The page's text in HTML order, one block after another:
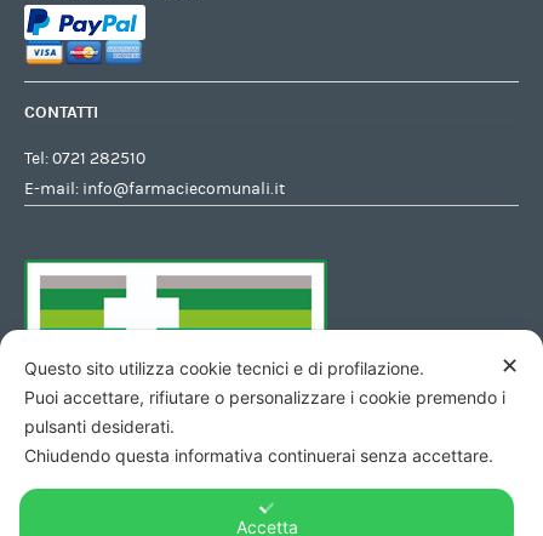
CONTATTI
Tel:0721 282510
E-mail: info@farmaciecomunali.it
✕
Questo sito utilizza cookie tecnici e di profilazione.
Puoi accettare, rifiutare o personalizzare i cookie premendo i
pulsanti desiderati.
Chiudendo questa informativa continuerai senza accettare.
Accetta